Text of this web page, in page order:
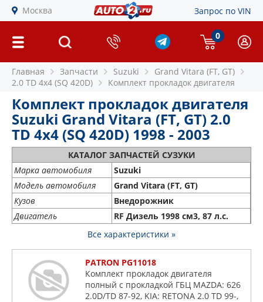
Москва Запрос по VIN
0
Главная Запчасти Suzuki
Grand Vitara (FT, GT)
2.0 TD 4x4 (SQ 420D)
Комплект прокладок двигателя
Комплект прокладок двигателя
Suzuki Grand Vitara (FT, GT) 2.0
TD 4x4 (SQ 420D) 1998 - 2003
КАТАЛОГ ЗАПЧАСТЕЙ СУЗУКИ
Марка автомобиля
Suzuki
Модель автомобиля
Grand Vitara (FT, GT)
Кузов
Внедорожник
Двигатель
RF Дизель 1998 см3, 87 л.с.
Все характеристики »
PATRON PG11018
Комплект прокладок двигателя
полный с прокладкой ГБЦ MAZDA: 626
2.0D/TD 87-92, KIA: RETONA 2.0 TD 99-,